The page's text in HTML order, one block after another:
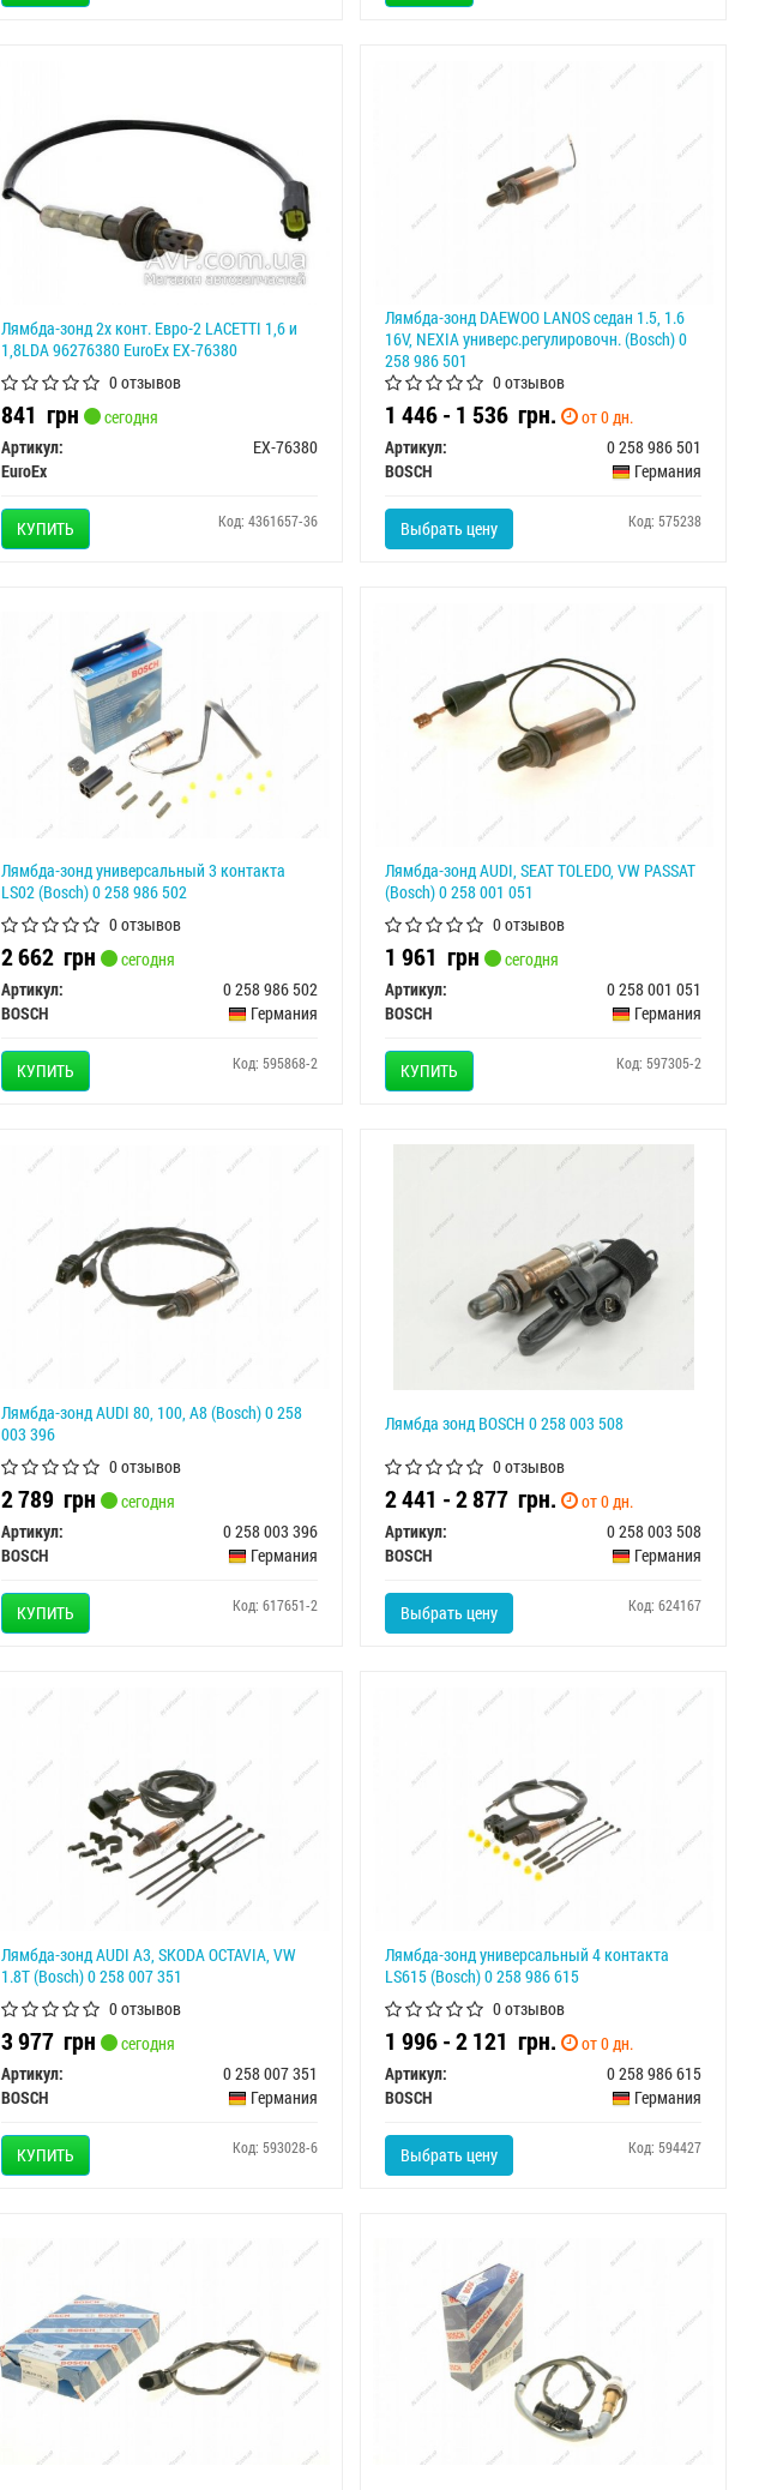
Лямбда-зонд 2х конт. Евро-2 LACETTI 1,6 и
1,8LDA 96276380 EuroEx EX-76380
0 отзывов
841грн
сегодня
Артикул:
EX-76380
EuroEx
КУПИТЬ Код: 4361657-36
Лямбда-зонд DAEWOO LANOS седан 1.5, 1.6
16V, NEXIA универс.регулировочн. (Bosch) 0
258 986 501
0 отзывов
1 446 - 1 536грн.
от 0 дн.
Артикул:
0 258 986 501
BOSCH
Германия
Выбрать цену Код: 575238
Лямбда-зонд универсальный 3 контакта
LS02 (Bosch) 0 258 986 502
0 отзывов
2 662грн
сегодня
Артикул:
0 258 986 502
BOSCH
Германия
КУПИТЬ Код: 595868-2
Лямбда-зонд AUDI, SEAT TOLEDO, VW PASSAT
(Bosch) 0 258 001 051
0 отзывов
1 961грн
сегодня
Артикул:
0 258 001 051
BOSCH
Германия
КУПИТЬ Код: 597305-2
Лямбда-зонд AUDI 80, 100, A8 (Bosch) 0 258
003 396
0 отзывов
2 789грн
сегодня
Артикул:
0 258 003 396
BOSCH
Германия
КУПИТЬ Код: 617651-2
Лямбда зонд BOSCH 0 258 003 508
0 отзывов
2 441 - 2 877грн.
от 0 дн.
Артикул:
0 258 003 508
BOSCH
Германия
Выбрать цену Код: 624167
Лямбда-зонд AUDI A3, SKODA OCTAVIA, VW
1.8T (Bosch) 0 258 007 351
0 отзывов
3 977грн
сегодня
Артикул:
0 258 007 351
BOSCH
Германия
КУПИТЬ Код: 593028-6
Лямбда-зонд универсальный 4 контакта
LS615 (Bosch) 0 258 986 615
0 отзывов
1 996 - 2 121грн.
от 0 дн.
Артикул:
0 258 986 615
BOSCH
Германия
Выбрать цену Код: 594427